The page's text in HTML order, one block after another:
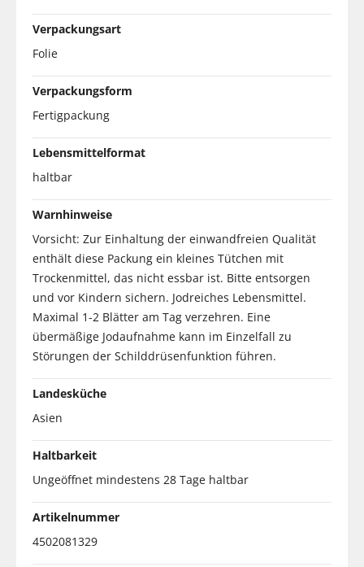
Verpackungsart
Folie
Verpackungsform
Fertigpackung
Lebensmittelformat
haltbar
Warnhinweise
Vorsicht: Zur Einhaltung der einwandfreien Qualität
enthält diese Packung ein kleines Tütchen mit
Trockenmittel, das nicht essbar ist. Bitte entsorgen
und vor Kindern sichern. Jodreiches Lebensmittel.
Maximal 1-2 Blätter am Tag verzehren. Eine
übermäßige Jodaufnahme kann im Einzelfall zu
Störungen der Schilddrüsenfunktion führen.
Landesküche
Asien
Haltbarkeit
Ungeöffnet mindestens 28 Tage haltbar
Artikelnummer
4502081329